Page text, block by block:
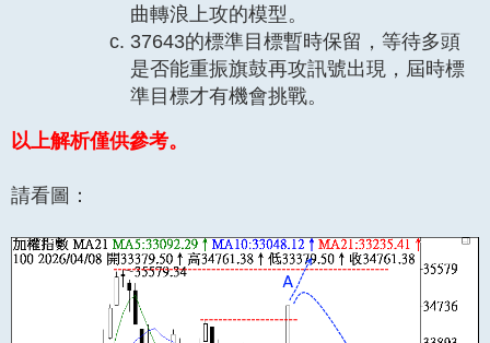
曲轉浪上攻的模型。
37643的標準目標暫時保留，等待多頭
是否能重振旗鼓再攻訊號出現，屆時標
準目標才有機會挑戰。
以上解析僅供參考。
請看圖：